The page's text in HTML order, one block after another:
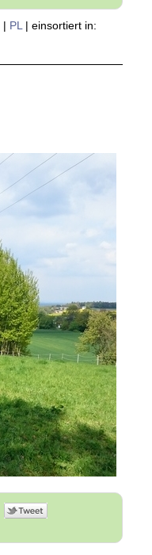
| PL| einsortiert in: